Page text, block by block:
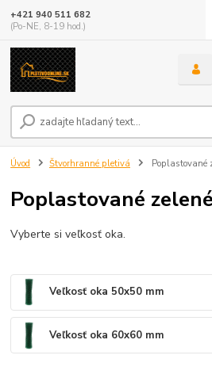
+421 940 511 682
(Po-NE, 8-19 hod.)
Úvod Štvorhranné pletivá Poplastované
Poplastované
Vyberte si veľkosť oka.
Veľkosť oka 50x50 mm
Veľkosť oka 60x60 mm